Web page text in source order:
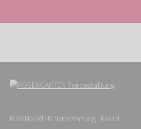
ROSENGARTEN-Tierbestattung - Kassel